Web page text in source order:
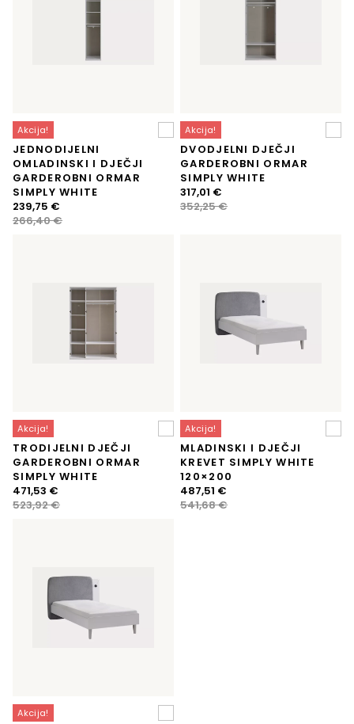
Akcija!
JEDNODIJELNI
OMLADINSKI I DJEČJI
GARDEROBNI ORMAR
SIMPLY WHITE
266,40€
Izvorna
cijena
239,75 €
Trenutna
cijena
Akcija!
DVODJELNI DJEČJI
GARDEROBNI ORMAR
SIMPLY WHITE
352,25€
Izvorna
cijena
317,01 €
Trenutna
cijena
Akcija!
TRODIJELNI DJEČJI
GARDEROBNI ORMAR
SIMPLY WHITE
523,92€
Izvorna
cijena
471,53 €
Trenutna
cijena
Akcija!
MLADINSKI I DJEČJI
KREVET SIMPLY WHITE
120×200
541,68€
Izvorna
cijena
487,51 €
Trenutna
cijena
Akcija!